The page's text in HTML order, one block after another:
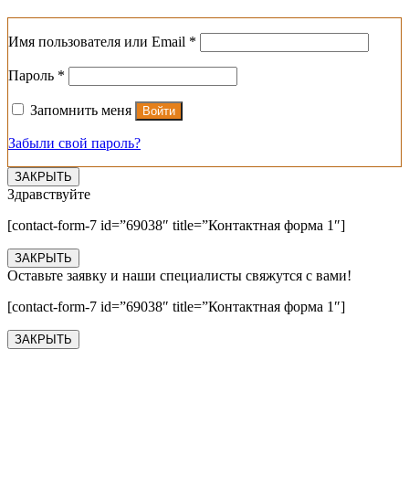
Имя пользователя или Email *
Пароль *
Запомнить меня Войти
Забыли свой пароль?
ЗАКРЫТЬ
Здравствуйте
[contact-form-7 id=”69038″ title=”Контактная форма 1″]
ЗАКРЫТЬ
Оставьте заявку и наши специалисты свяжутся с вами!
[contact-form-7 id=”69038″ title=”Контактная форма 1″]
ЗАКРЫТЬ